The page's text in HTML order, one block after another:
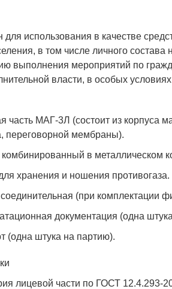
для использования в качестве
в том числе личного
выполнения мероприятий по
власти, в особых
часть МАГ-3Л (состоит из корпуса
переговорной мембраны).
комбинированный в металлическом
хранения и ношения противогаза.
(при комплектации
документация (одна
(одна штука на партию).
лицевой части по ГОСТ 12.4.293-